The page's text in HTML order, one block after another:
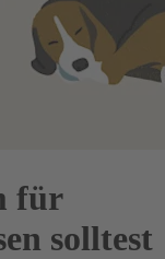
für
solltest